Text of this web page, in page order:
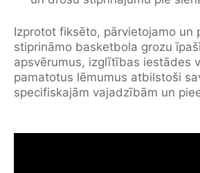
Izprotot fiksēto, pārvietojamo un
stiprināmo basketbola grozu
apsvērumus, izglītības iestādes
pamatotus lēmumus atbilstoši
specifiskajām vajadzībām un